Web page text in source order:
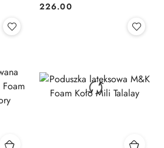
Cena:
226.00